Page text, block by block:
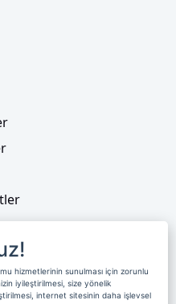
hizmetlerinin sunulması için zorunlu
iyileştirilmesi, size yönelik
internet sitesinin daha işlevsel